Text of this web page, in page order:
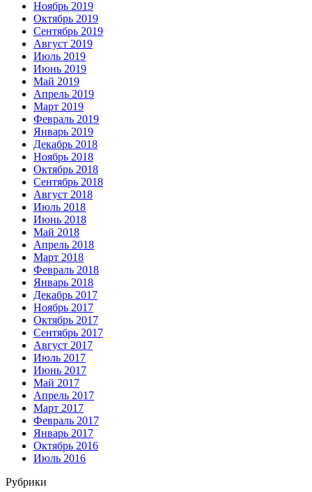
Ноябрь 2019
Октябрь 2019
Сентябрь 2019
Август 2019
Июль 2019
Июнь 2019
Май 2019
Апрель 2019
Март 2019
Февраль 2019
Январь 2019
Декабрь 2018
Ноябрь 2018
Октябрь 2018
Сентябрь 2018
Август 2018
Июль 2018
Июнь 2018
Май 2018
Апрель 2018
Март 2018
Февраль 2018
Январь 2018
Декабрь 2017
Ноябрь 2017
Октябрь 2017
Сентябрь 2017
Август 2017
Июль 2017
Июнь 2017
Май 2017
Апрель 2017
Март 2017
Февраль 2017
Январь 2017
Октябрь 2016
Июль 2016
Рубрики